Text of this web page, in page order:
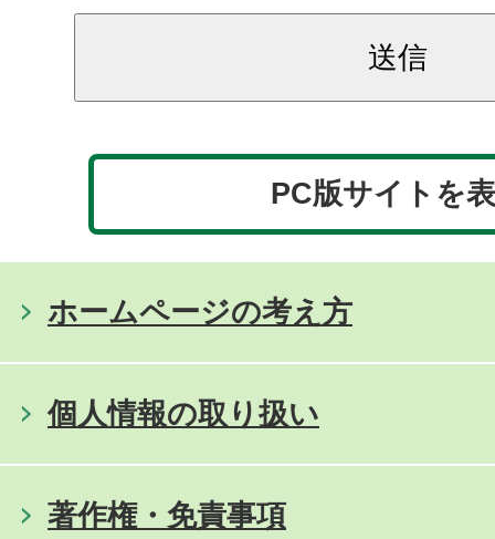
PC版サイトを
ホームページの考え方
個人情報の取り扱い
著作権・免責事項